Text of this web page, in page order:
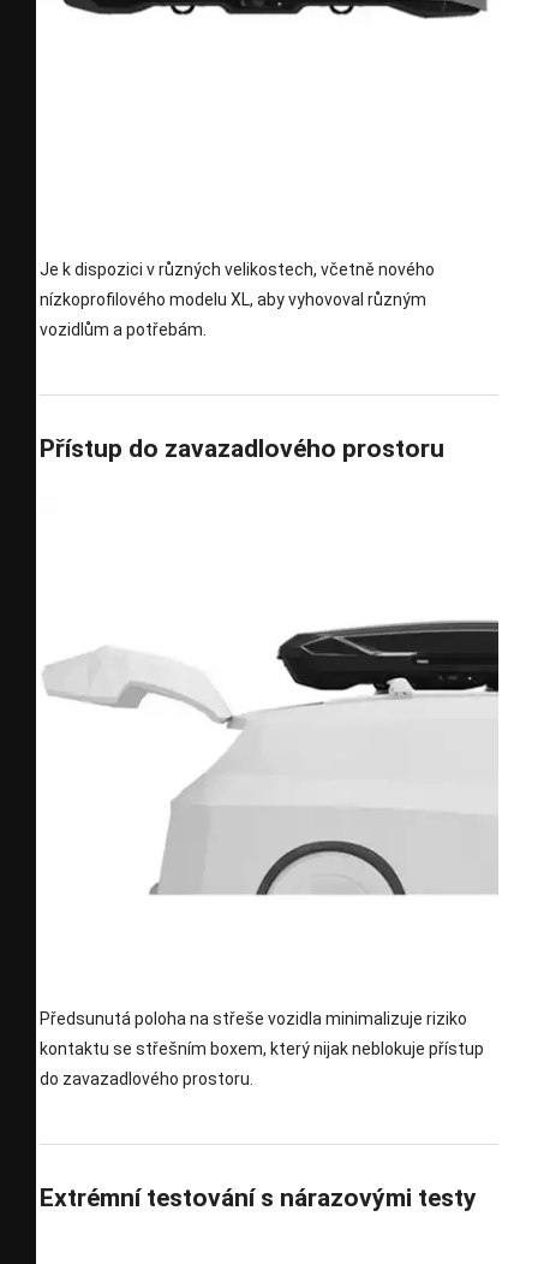
Je k dispozici v různých velikostech, včetně nového
nízkoprofilového modelu XL, aby vyhovoval různým
vozidlům a potřebám.
Přístup do zavazadlového prostoru
Předsunutá poloha na střeše vozidla minimalizuje riziko
kontaktu se střešním boxem, který nijak neblokuje přístup
do zavazadlového prostoru.
Extrémní testování s nárazovými testy